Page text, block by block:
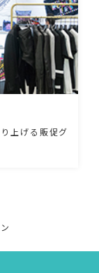
上げる販促グ